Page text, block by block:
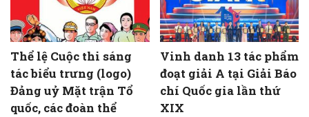
Thể lệ Cuộc thi sáng
tác biểu trưng (logo)
Đảng uỷ Mặt trận Tổ
quốc, các đoàn thể
Vinh danh 13 tác phẩm
đoạt giải A tại Giải Báo
chí Quốc gia lần thứ
XIX